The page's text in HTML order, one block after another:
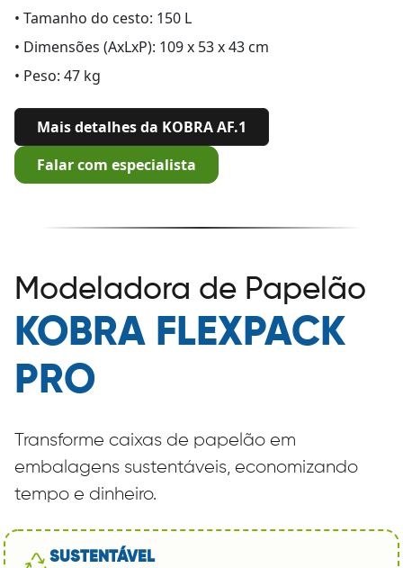
• Tamanho do cesto: 150 L
• Dimensões (AxLxP): 109 x 53 x 43 cm
• Peso: 47 kg
Mais detalhes da KOBRA AF.1
Falar com especialista
Modeladora de Papelão
KOBRA FLEXPACK
PRO
Transforme caixas de papelão em
embalagens sustentáveis, economizando
tempo e dinheiro.
SUSTENTÁVEL